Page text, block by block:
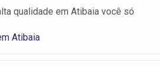
qualidade em Atibaia você só
Atibaia